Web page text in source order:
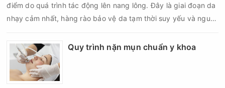
điểm do quá trình tác động lên nang lông. Đây là giai đoạn da
nhạy cảm nhất, hàng rào bảo vệ da tạm thời suy yếu và nguy
nếu chăm sóc không đúng cách. Chính vì vậy, việc chăm sóc
da sau nặn mụn không chỉ giúp vùng da hồi phục nhanh hơn
mà còn góp phần giảm nguy cơ tái phát mụn và hạn chế các
biến chứng về sau.
Quy trình nặn mụn chuẩn y khoa